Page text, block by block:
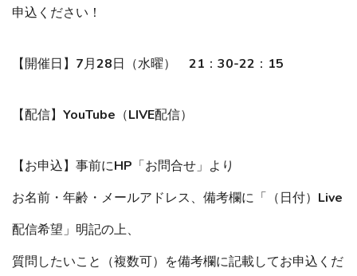
申込ください！
【開催日】7月28日（水曜） 21：30-22：15
【配信】YouTube（LIVE配信）
【お申込】事前にHP「お問合せ」より
お名前・年齢・メールアドレス、備考欄に「（日付）Live
配信希望」明記の上、
質問したいこと（複数可）を備考欄に記載してお申込くだ